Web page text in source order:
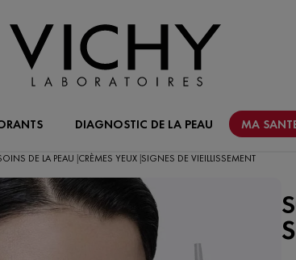
DIAGNOSTIC DE LA PEAU MA
DE LA PEAU CRÈMES YEUX SIGNES DE VIEILLISSEMENT